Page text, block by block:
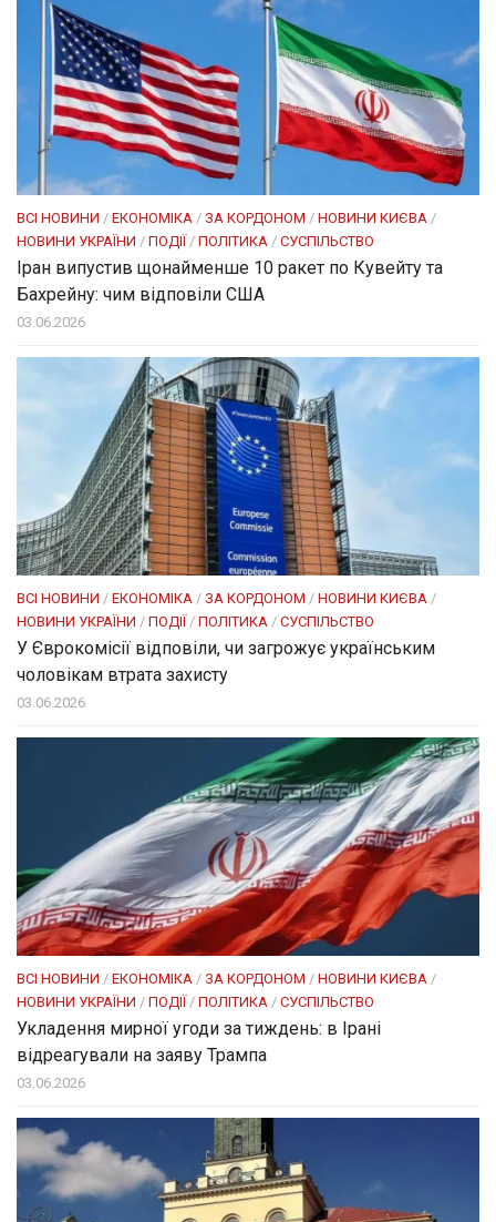
ВСІ НОВИНИ / ЕКОНОМІКА / ЗА КОРДОНОМ / НОВИНИ КИЄВА /
НОВИНИ УКРАЇНИ / ПОДІЇ / ПОЛІТИКА / СУСПІЛЬСТВО
Іран випустив щонайменше 10 ракет по Кувейту та
Бахрейну: чим відповіли США
03.06.2026
ВСІ НОВИНИ / ЕКОНОМІКА / ЗА КОРДОНОМ / НОВИНИ КИЄВА /
НОВИНИ УКРАЇНИ / ПОДІЇ / ПОЛІТИКА / СУСПІЛЬСТВО
У Єврокомісії відповіли, чи загрожує українським
чоловікам втрата захисту
03.06.2026
ВСІ НОВИНИ / ЕКОНОМІКА / ЗА КОРДОНОМ / НОВИНИ КИЄВА /
НОВИНИ УКРАЇНИ / ПОДІЇ / ПОЛІТИКА / СУСПІЛЬСТВО
Укладення мирної угоди за тиждень: в Ірані
відреагували на заяву Трампа
03.06.2026